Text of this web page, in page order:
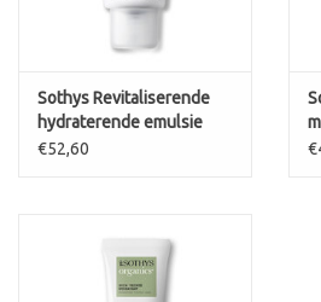
Sothys Revitaliserende
hydraterende emulsie
Organics emulsion
€52,60